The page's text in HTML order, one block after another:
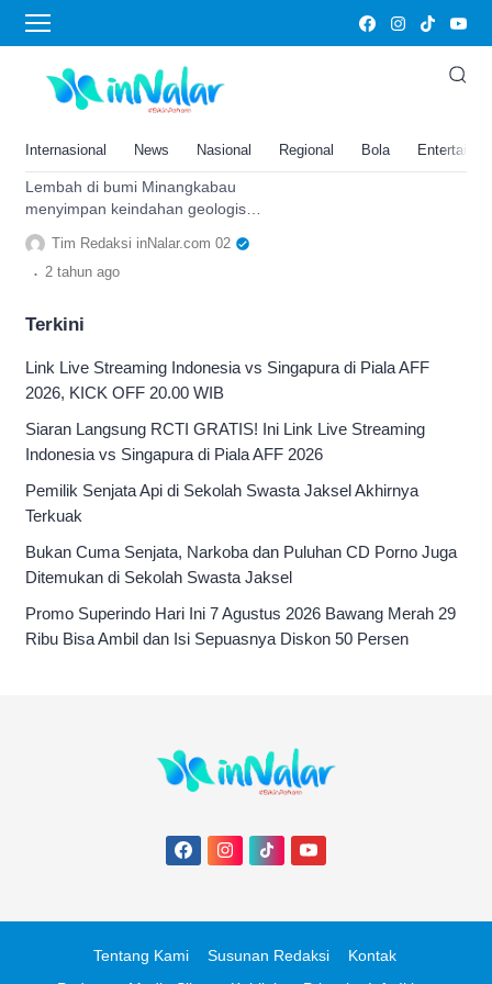
Internasional News Nasional Regional Bola
Jurassic World
Sudah Tahu? Ada Gerbang
Jurassic World di Lembah Bumi
Loh
Lembah di bumi Minangkabau
menyimpan keindahan geologis
Sumatera Barat seolah pengunjung
memasuki gerbang Jurassic World.
Tim Redaksi inNalar.com 02
. 2 tahun ago
Terkini
Link Live Streaming Indonesia vs Singapura di Piala AFF
2026, KICK OFF 20.00 WIB
Siaran Langsung RCTI GRATIS! Ini Link Live Streaming
Indonesia vs Singapura di Piala AFF 2026
Pemilik Senjata Api di Sekolah Swasta Jaksel Akhirnya
Terkuak
Bukan Cuma Senjata, Narkoba dan Puluhan CD Porno Juga
Ditemukan di Sekolah Swasta Jaksel
Promo Superindo Hari Ini 7 Agustus 2026 Bawang Merah 29
Ribu Bisa Ambil dan Isi Sepuasnya Diskon 50 Persen
Tentang Kami Susunan Redaksi
Kontak